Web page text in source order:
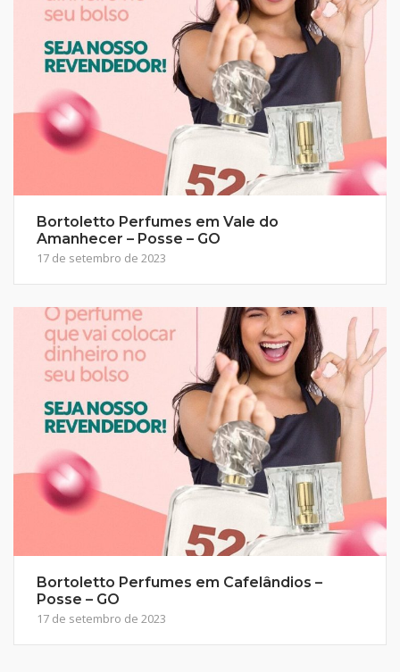
Bortoletto Perfumes em Vale do
Amanhecer – Posse – GO
17 de setembro de 2023
Bortoletto Perfumes em Cafelândios –
Posse – GO
17 de setembro de 2023